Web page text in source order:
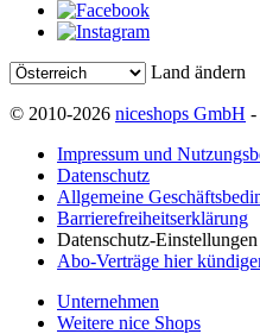
Land ändern
© 2010-2026 niceshops GmbH -
Impressum und
Datenschutz
Allgemeine
Barrierefreiheitserklärung
Datenschutz-Einstellungen
Abo-Verträge hier
Unternehmen
Weitere nice Shops